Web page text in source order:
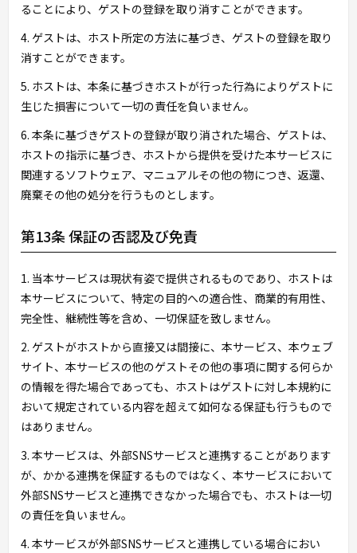
ることにより、ゲストの登録を取り消すことができます。
4. ゲストは、ホスト所定の方法に基づき、ゲストの登録を取り
消すことができます。
5. ホストは、本条に基づきホストが行った行為によりゲストに
生じた損害について一切の責任を負いません。
6. 本条に基づきゲストの登録が取り消された場合、ゲストは、
ホストの指示に基づき、ホストから提供を受けた本サービスに
関連するソフトウェア、マニュアルその他の物につき、返還、
廃棄その他の処分を行うものとします。
第13条 保証の否認及び免責
1. 当本サービスは現状有姿で提供されるものであり、ホストは
本サービスについて、特定の目的への適合性、商業的有用性、
完全性、継続性等を含め、一切保証を致しません。
2. ゲストがホストから直接又は間接に、本サービス、本ウェブ
サイト、本サービスの他のゲストその他の事項に関する何らか
の情報を得た場合であっても、ホストはゲストに対し本規約に
おいて規定されている内容を超えて如何なる保証も行うもので
はありません。
3. 本サービスは、外部SNSサービスと連携することがあります
が、かかる連携を保証するものではなく、本サービスにおいて
外部SNSサービスと連携できなかった場合でも、ホストは一切
の責任を負いません。
4. 本サービスが外部SNSサービスと連携している場合におい